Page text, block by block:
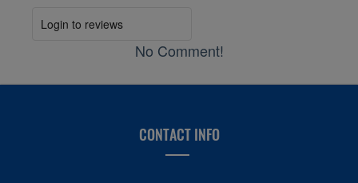
Login to reviews
No Comment!
CONTACT INFO